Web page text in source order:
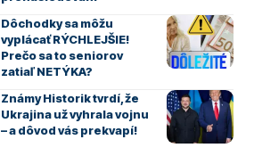
Dôchodky sa môžu
vyplácať RÝCHLEJŠIE!
Prečo sa to seniorov
zatiaľ NETÝKA?
Známy Historik tvrdí, že
Ukrajina už vyhrala vojnu
– a dôvod vás prekvapí!